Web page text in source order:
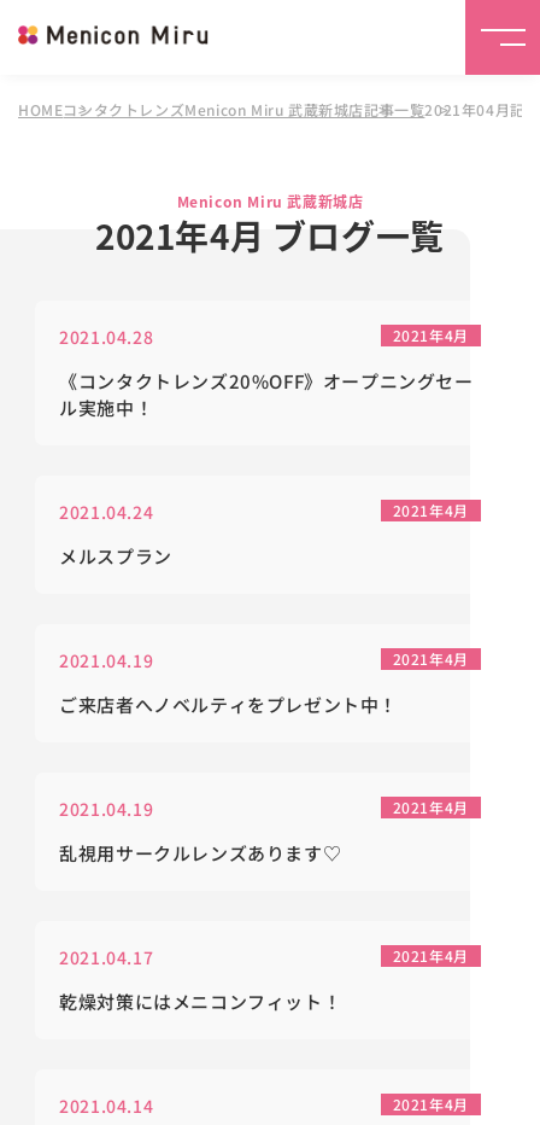
HOMEコンタクトレンズMenicon Miru 武蔵新城店記事一覧2021年04月記
Menicon Miru 武蔵新城店
2021年4月 ブログ一覧
2021.04.28 2021年4月
《コンタクトレンズ20%OFF》オープニングセー
ル実施中！
2021.04.24 2021年4月
メルスプラン
2021.04.19 2021年4月
ご来店者へノベルティをプレゼント中！
2021.04.19 2021年4月
乱視用サークルレンズあります♡
2021.04.17 2021年4月
乾燥対策にはメニコンフィット！
2021.04.14 2021年4月